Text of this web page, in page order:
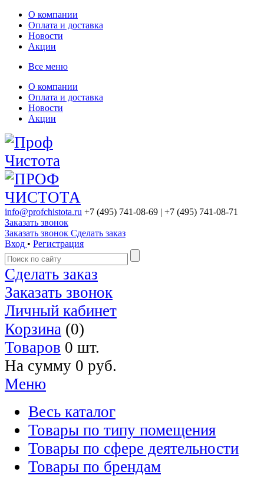
О компании
Оплата и доставка
Новости
Акции
Все меню
О компании
Оплата и доставка
Новости
Акции
info@profchistota.ru +7 (495) 741-08-69 | +7 (495) 741-08-71
Заказать звонок
Заказать звонок Сделать заказ
Вход • Регистрация
Сделать заказ
Заказать звонок
Личный кабинет
Корзина (0)
Товаров 0 шт.
На сумму 0 руб.
Меню
Весь каталог
Товары по типу помещения
Товары по сфере деятельности
Товары по брендам